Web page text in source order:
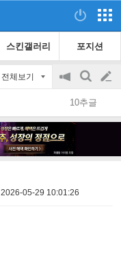
스킨갤러리 포지션
전체보기
공
지
on/off
검
색
글
쓰
10추글
2026-05-29 10:01:26